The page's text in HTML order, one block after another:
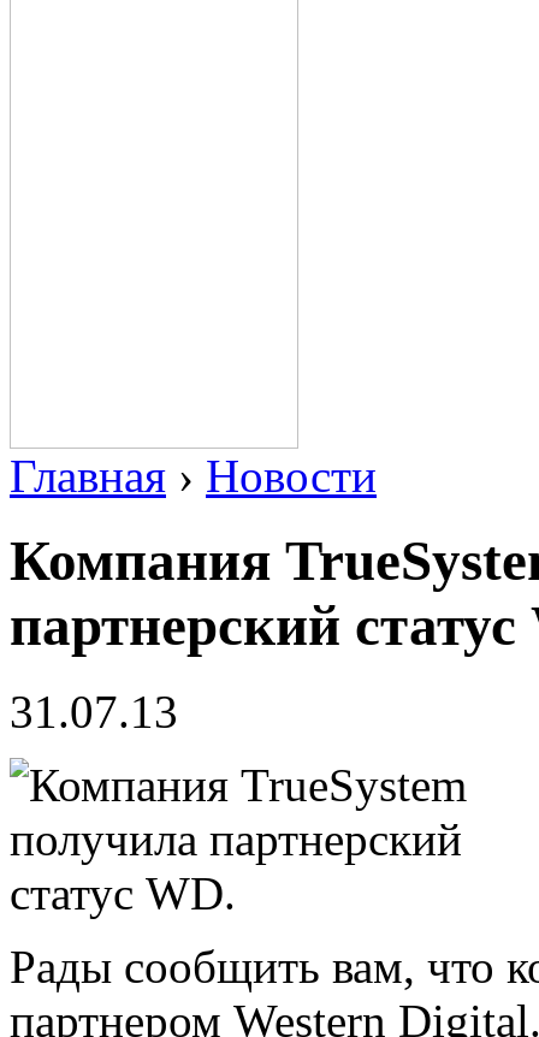
Главная › Новости
Компания
партнерский
31.07.13
Рады сообщить вам, что
партнером Western